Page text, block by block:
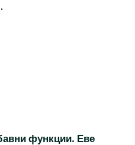
функции. Еве